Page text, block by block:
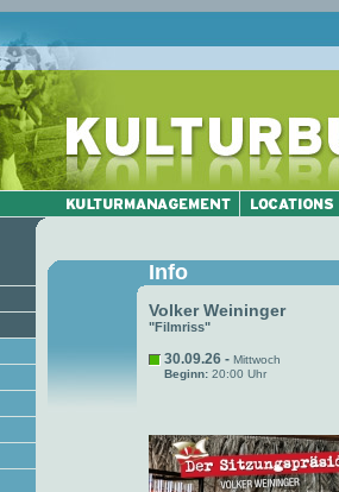
Info
Volker Weininger
"Filmriss"
30.09.26 - Mittwoch
Beginn: 20:00 Uhr